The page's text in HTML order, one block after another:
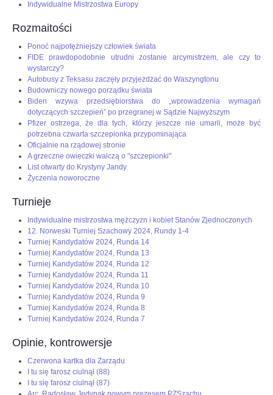
ZDJĘCIA
Z KALENDARZA
Indywidualne Mistrzostwa Europy
Rozmaitości
Ponoć najpotężniejszy człowiek świata
FIDE prawdopodobnie utrudni zostanie arcymistrzem, ale czy to
wystarczy?
Autobusy z Teksasu zaczęły przyjeżdżać do Waszyngtonu
Budowniczy nowego porządku świata
Biden wzywa przedsiębiorstwa do „wprowadzenia wymagań
dotyczących szczepień” po przegranej w Sądzie Najwyższym
Pfizer ostrzega, że dla tych, którzy jeszcze nie umarli, może być
potrzebna czwarta szczepionka przypominająca
Oficjalnie na rządowej stronie
A grzeczne owieczki walczą o "szczepionki"
List otwarty do Krystyny Jandy
Życzenia noworoczne
Turnieje
Indywidualne mistrzostwa mężczyzn i kobiet Stanów Zjednoczonych
12. Norweski Turniej Szachowy 2024, Rundy 1-4
Turniej Kandydatów 2024, Runda 14
Turniej Kandydatów 2024, Runda 13
Turniej Kandydatów 2024, Runda 12
Turniej Kandydatów 2024, Runda 11
Turniej Kandydatów 2024, Runda 10
Turniej Kandydatów 2024, Runda 9
Turniej Kandydatów 2024, Runda 8
Turniej Kandydatów 2024, Runda 7
Opinie, kontrowersje
Czerwona kartka dla Zarządu
I tu się farosz ciulnął (88)
I tu się farosz ciulnął (87)